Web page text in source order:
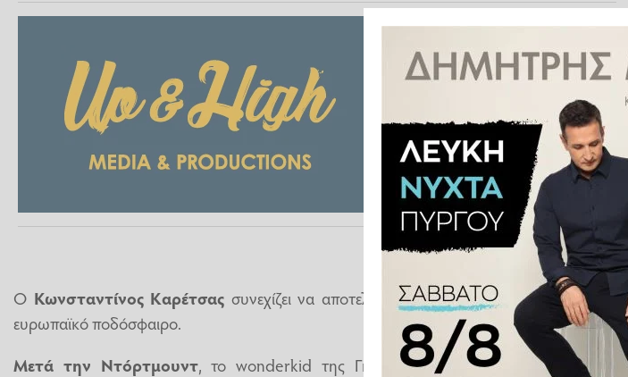
Ο Κωνσταντίνος Καρέτσας συνεχίζει να αποτελεί ένα από τα πιο hot ονόματα στο
ευρωπαϊκό ποδόσφαιρο.
Μετά την Ντόρτμουντ, το wonderkid της Γκενκ, σύμφωνα με δημοσίευμα της